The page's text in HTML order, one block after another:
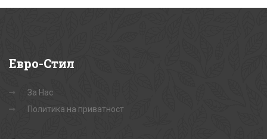
Евро-Стил
За Нас
Политика на приватност